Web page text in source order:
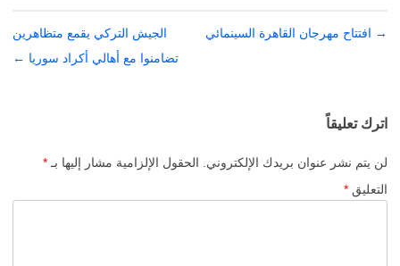
تصفّح
→ افتتاح مهرجان القاهرة السينمائي
الجيش التركي يقمع متظاهرين
تضامنوا مع أهالي أكراد سوريا ←
اترك تعليقاً
لن يتم نشر عنوان بريدك الإلكتروني. الحقول الإلزامية مشار إليها بـ *
التعليق *